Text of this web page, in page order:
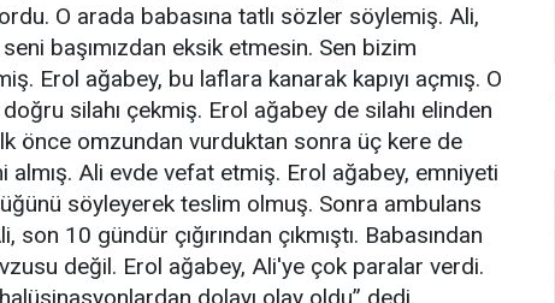
O arada babasına tatlı sözler söylemiş. Ali,
seni başımızdan eksik etmesin. Sen bizim
Erol ağabey, bu laflara kanarak kapıyı açmış. O
silahı çekmiş. Erol ağabey de silahı elinden
önce omzundan vurduktan sonra üç kere de
almış. Ali evde vefat etmiş. Erol ağabey, emniyeti
söyleyerek teslim olmuş. Sonra ambulans
son 10 gündür çığırından çıkmıştı. Babasından
değil. Erol ağabey, Ali'ye çok paralar verdi.